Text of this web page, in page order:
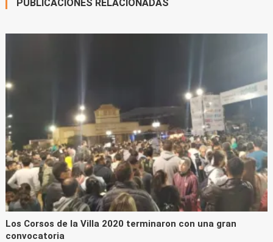
PUBLICACIONES RELACIONADAS
Los Corsos de la Villa 2020 terminaron con una gran
convocatoria